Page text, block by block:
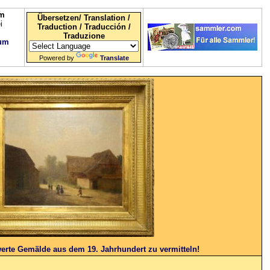
Übersetzen/ Translation /
Traduction / Traducción /
Traduzione
Powered by Translate
Gemälde aus dem 19. Jahrhundert zu vermitteln!